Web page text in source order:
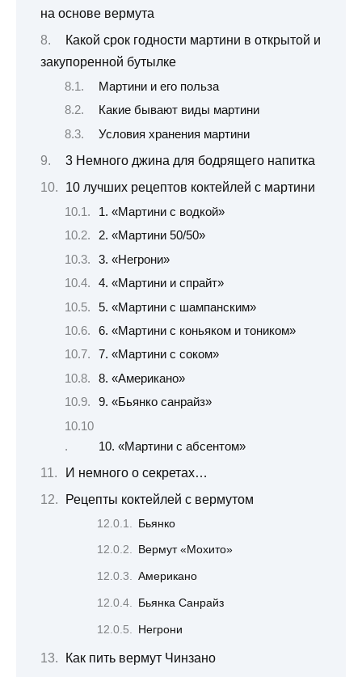
на основе вермута
Какой срок годности мартини в открытой и
закупоренной бутылке
Мартини и его польза
Какие бывают виды мартини
Условия хранения мартини
3 Немного джина для бодрящего напитка
10 лучших рецептов коктейлей с мартини
1. «Мартини с водкой»
2. «Мартини 50/50»
3. «Негрони»
4. «Мартини и спрайт»
5. «Мартини с шампанским»
6. «Мартини с коньяком и тоником»
7. «Мартини с соком»
8. «Американо»
9. «Бьянко санрайз»
10. «Мартини с абсентом»
И немного о секретах…
Рецепты коктейлей с вермутом
Бьянко
Вермут «Мохито»
Американо
Бьянка Санрайз
Негрони
Как пить вермут Чинзано